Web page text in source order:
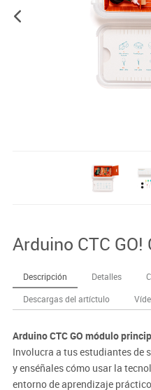
Arduino CTC
Descripción Detalles
Descargas del artíctulo
Arduino CTC GO módulo
Involucra a tus estudiantes de
y enséñales cómo usar la
entorno de aprendizaje práctico.